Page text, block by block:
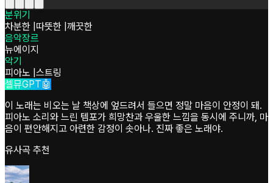
분위기
차분한 따뜻한 깨끗한
음악장르
뉴에이지
악기
피아노 스트링
셀뮤GPT🤖
이 노래는 비오는 날 책상에 엎드려서 들으면 정말 마음이 안정이 돼.
피아노 소리와 느린 템포가 희망찬과 우울한 느낌을 동시에 주니까, 마
음이 편안해지고 아련한 감정이 솟아나. 진짜 좋은 노래야.
유사곡 추천